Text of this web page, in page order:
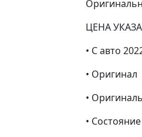
ЦЕНА
• С авто
• Оригинал
•
•